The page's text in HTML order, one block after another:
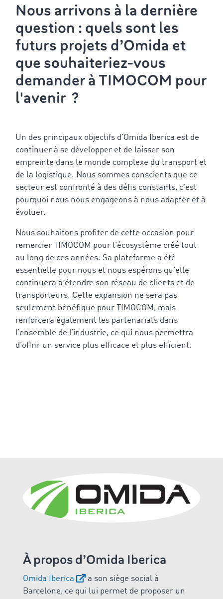
Nous arrivons à la dernière
question : quels sont les
futurs projets d’Omida et
que souhaiteriez-vous
demander à TIMOCOM pour
l'avenir ?
Un des principaux objectifs d’Omida Iberica est de
continuer à se développer et de laisser son
empreinte dans le monde complexe du transport et
de la logistique. Nous sommes conscients que ce
secteur est confronté à des défis constants, c'est
pourquoi nous nous engageons à nous adapter et à
évoluer.
Nous souhaitons profiter de cette occasion pour
remercier TIMOCOM pour l'écosystème créé tout
au long de ces années. Sa plateforme a été
essentielle pour nous et nous espérons qu’elle
continuera à étendre son réseau de clients et de
transporteurs. Cette expansion ne sera pas
seulement bénéfique pour TIMOCOM, mais
renforcera également les partenariats dans
l’ensemble de l’industrie, ce qui nous permettra
d’offrir un service plus efficace et plus efficient.
À propos d’Omida Iberica
Omida Iberica
a son siège social à
Barcelone, ce qui lui permet de proposer un